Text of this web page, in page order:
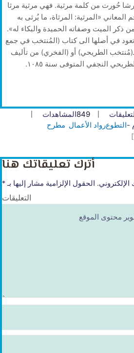
حُورت من كلمة مرثية. فهي مرثية مرثا
«المرثية: المرثاة، ما يُرثى به
الميت وصفاته الحميدة والبكاء له».
تعود في أصلها الى كتاب (المُنتخب في جمع
الطريحي) أو (الفخري) من تأليف
النجفي المتوفى سنة ١٠٨٥.
849المشاهدات
-التطوعرواد الأعمال مطرح
أترك تعليقاتك هنا
الحقول الإلزامية مشار إليها بـ*
التعليقات